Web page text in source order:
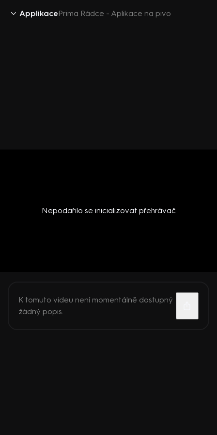
ApplikacePrima Rádce - Aplikace na pivo
Nepodařilo se inicializovat přehrávač
K tomuto videu není momentálně dostupný
žádný popis.